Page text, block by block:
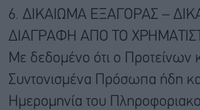
6. ΔΙΚΑΙΩΜΑ ΕΞΑΓΟΡΑΣ –
ΔΙΑΓΡΑΦΗ ΑΠΟ ΤΟ
Με δεδομένο ότι ο Προτείνων
Συντονισμένα Πρόσωπα ήδη
Ημερομηνία του